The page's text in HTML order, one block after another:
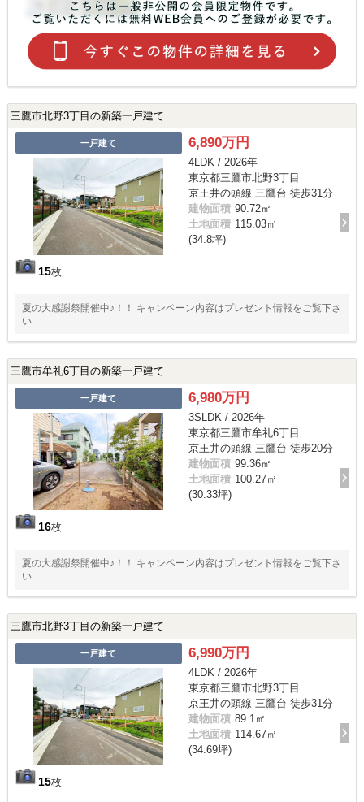
三鷹市北野3丁目の新築一戸建て
一戸建て
15枚
6,890万円
4LDK / 2026年
東京都三鷹市北野3丁目
京王井の頭線 三鷹台 徒歩31分
建物面積 90.72㎡
土地面積 115.03㎡
(34.8坪)
夏の大感謝祭開催中♪！！ キャンペーン内容はプレゼント情報をご覧下さ
い
三鷹市牟礼6丁目の新築一戸建て
一戸建て
16枚
6,980万円
3SLDK / 2026年
東京都三鷹市牟礼6丁目
京王井の頭線 三鷹台 徒歩20分
建物面積 99.36㎡
土地面積 100.27㎡
(30.33坪)
夏の大感謝祭開催中♪！！ キャンペーン内容はプレゼント情報をご覧下さ
い
三鷹市北野3丁目の新築一戸建て
一戸建て
15枚
6,990万円
4LDK / 2026年
東京都三鷹市北野3丁目
京王井の頭線 三鷹台 徒歩31分
建物面積 89.1㎡
土地面積 114.67㎡
(34.69坪)